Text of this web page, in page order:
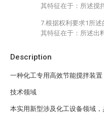
Description
一种化工专用高效节能搅拌装置
技术领域
本实用新型涉及化工设备领域
其特征在于：所述搅
7.根据权利要求1所述
其特征在于：所述出